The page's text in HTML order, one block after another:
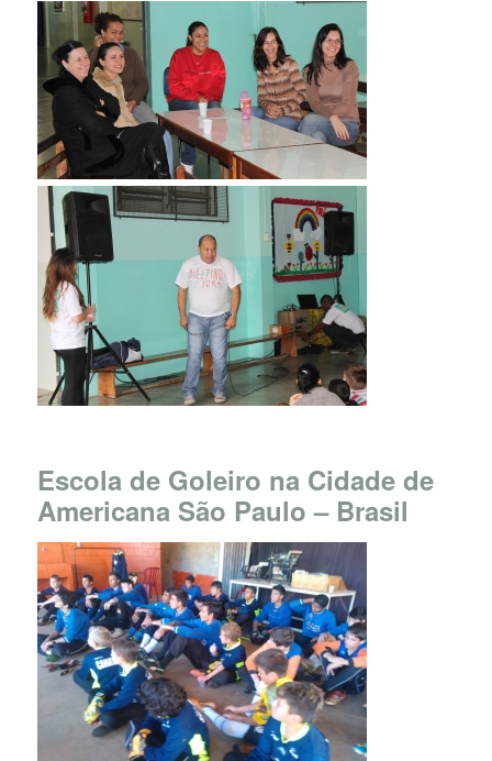
Escola de Goleiro na Cidade de
Americana São Paulo – Brasil